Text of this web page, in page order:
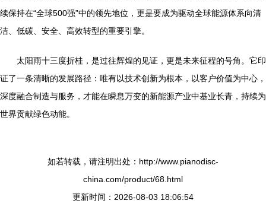
续保持在“全球500强”中的领先地位，更是要成为驱动全球能源体系向清
洁、低碳、安全、高效转型的重要引擎。
太阳雨十三度折桂，是过往辉煌的见证，更是未来征程的号角。它印
证了一条清晰的发展路径：唯有以技术创新为根本，以客户价值为中心，
深度融合制造与服务，才能在瞬息万变的新能源产业中基业长青，持续为
世界贡献绿色动能。
如若转载，请注明出处：http://www.pianodisc-
china.com/product/68.html
更新时间：2026-08-03 18:06:54